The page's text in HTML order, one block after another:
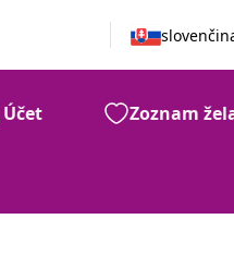
Účet Zoznam